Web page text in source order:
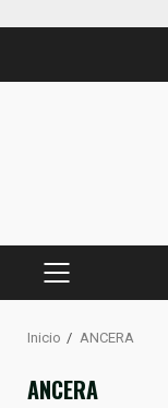
MENÚ
Inicio ANCERA
ANCERA